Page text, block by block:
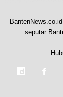
seputar